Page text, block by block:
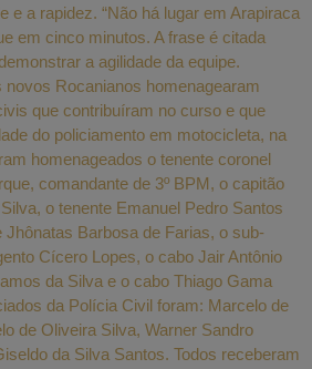
e a rapidez. “Não há lugar em Arapiraca
em cinco minutos. A frase é citada
a agilidade da equipe.
novos Rocanianos homenagearam
que contribuíram no curso e que
do policiamento em motocicleta, na
homenageados o tenente coronel
comandante de 3º BPM, o capitão
o tenente Emanuel Pedro Santos
Jhônatas Barbosa de Farias, o sub-
Cícero Lopes, o cabo Jair Antônio
da Silva e o cabo Thiago Gama
da Polícia Civil foram: Marcelo de
de Oliveira Silva, Warner Sandro
da Silva Santos. Todos receberam